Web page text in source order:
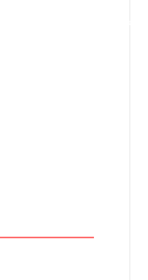
Nos Adhérents